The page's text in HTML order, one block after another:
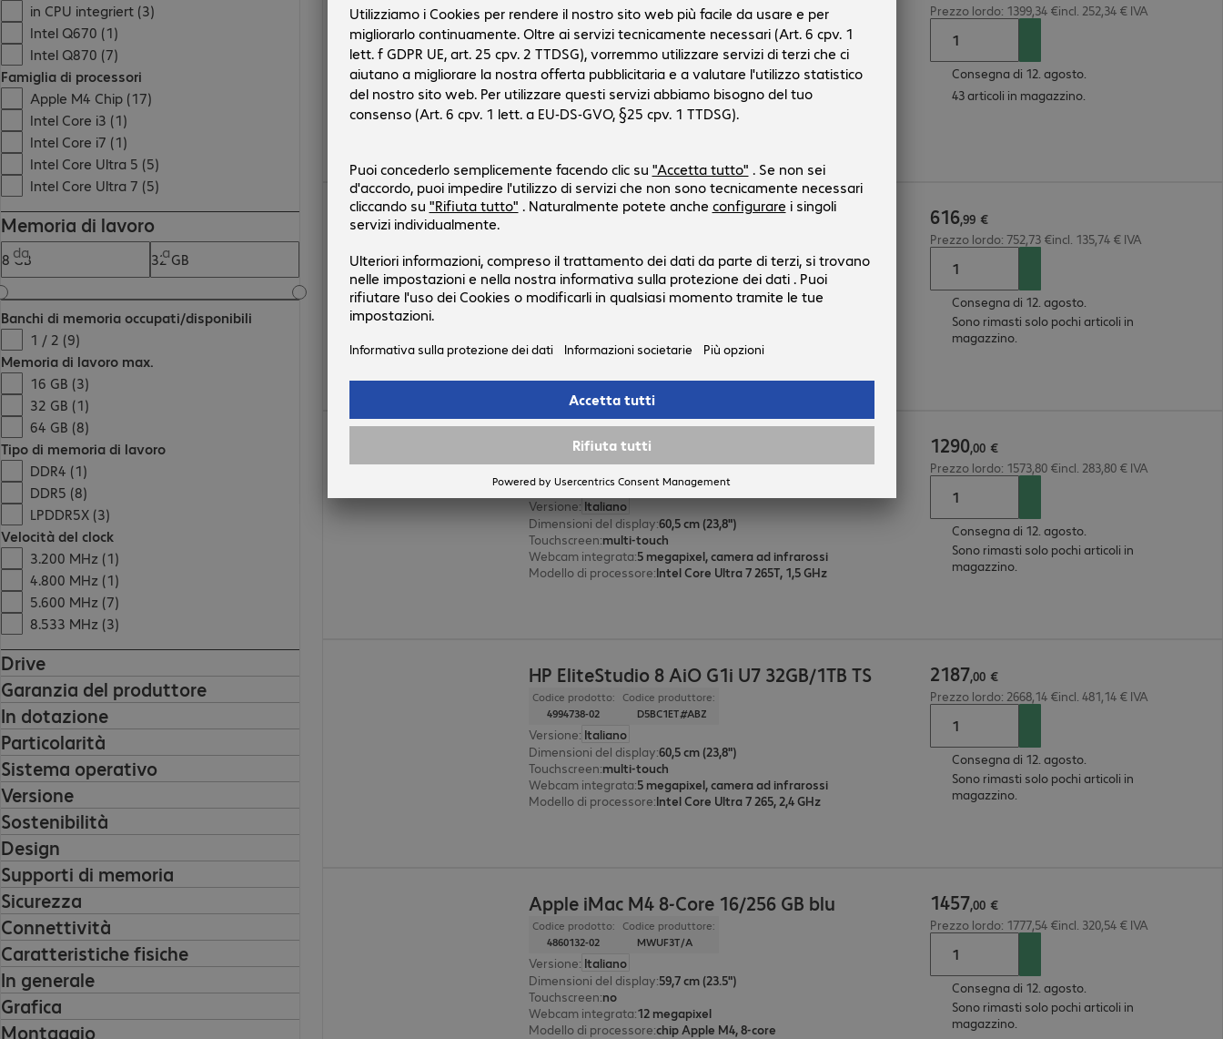
in CPU integriert (3)
Intel Q670 (1)
Intel Q870 (7)
Famiglia di processori
Apple M4 Chip (17)
Intel Core i3 (1)
Intel Core i7 (1)
Intel Core Ultra 5 (5)
Intel Core Ultra 7 (5)
Memoria di lavoro
da a
Banchi di memoria occupati/disponibili
1 / 2 (9)
Memoria di lavoro max.
16 GB (3)
32 GB (1)
64 GB (8)
Tipo di memoria di lavoro
DDR4 (1)
DDR5 (8)
LPDDR5X (3)
Velocità del clock
3.200 MHz (1)
4.800 MHz (1)
5.600 MHz (7)
8.533 MHz (3)
Drive
Garanzia del produttore
In dotazione
Particolarità
Sistema operativo
Versione
Sostenibilità
Design
Supporti di memoria
Sicurezza
Connettività
Caratteristiche fisiche
In generale
Grafica
Montaggio
Codice prodotto:
4928980-02
Codice produttore:
RY02T
Versione: Italiano
Dimensioni del display:
60,5 cm (23,8")
Touchscreen:no
Webcam integrata:FHD 2 megapixel
Modello di processore:Intel Core Ultra 5 235T, 2,2 GHz
Prezzo lordo: 1399,34 €incl. 252,34 € IVA
Consegna di 12. agosto.
43 articoli in magazzino.
PC HP ProOne 240 G10 i3 8/256 GB AiO
6004958-02
D57KMEA#ABZ
Versione:Italiano
Dimensioni del display:60,5 cm (23,8")
no
Modello di processore
:Intel Core i3-N300
616,99 €
616,99 €
Prezzo lordo: 752,73 €incl. 135,74 € IVA
Consegna di 12. agosto.
Sono rimasti solo pochi articoli in
magazzino.
HP ProStudio 4 AiO G1i U7 16/512GB Touch
Codice prodotto:
6005290-02
Codice produttore:
D5BN4ET#ABZ
Versione: Italiano
Dimensioni del display:60,5 cm (23,8")
Touchscreen:multi-touch
Webcam integrata:5 megapixel, camera ad infrarossi
Modello di processore:Intel Core Ultra 7 265T, 1,5 GHz
1290,00 €
1290,00 €
Prezzo lordo: 1573,80 €incl. 283,80 € IVA
Consegna di 12. agosto.
Sono rimasti solo pochi articoli in
magazzino.
HP EliteStudio 8 AiO G1i U7 32GB/1TB TS
Codice prodotto:
4994738-02
Codice produttore:
D5BC1ET#ABZ
Versione: Italiano
Dimensioni del display:60,5 cm (23,8")
Touchscreen:multi-touch
Webcam integrata:5 megapixel, camera ad infrarossi
Modello di processore:Intel Core Ultra 7 265, 2,4 GHz
2187,00 €
Prezzo lordo: 2668,14 €incl. 481,14 € IVA
Consegna di 12. agosto.
Sono rimasti solo pochi articoli in
magazzino.
Apple iMac M4 8-Core 16/256 GB blu
Codice prodotto:
4860132-02
Codice produttore:
MWUF3T/A
Versione: Italiano
Dimensioni del display:59,7 cm (23.5")
Touchscreen:no
Webcam integrata:12 megapixel
Modello di processore:chip Apple M4, 8-core
1457,00 €
Prezzo lordo: 1777,54 €incl. 320,54 € IVA
Consegna di 12. agosto.
Sono rimasti solo pochi articoli in
magazzino.